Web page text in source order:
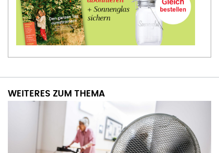
WEITERES ZUM THEMA